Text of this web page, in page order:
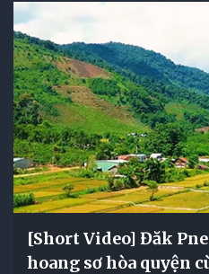
[Short Video] Đăk
hoang sơ hòa quyện